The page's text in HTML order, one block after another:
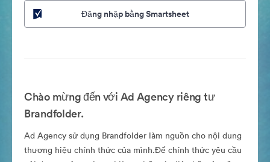
Đăng nhập bằng Smartsheet
Chào mừng đến với Ad Agency riêng tư
Brandfolder.
Ad Agency sử dụng Brandfolder làm nguồn cho nội dung
thương hiệu chính thức của mình.Để chính thức yêu cầu